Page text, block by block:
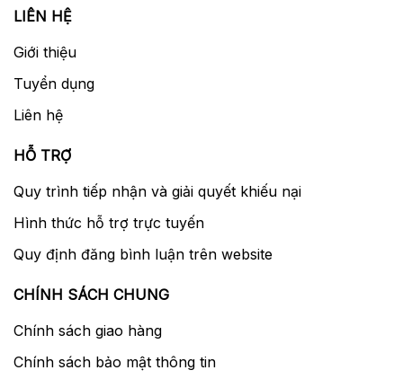
LIÊN HỆ
Giới thiệu
Tuyển dụng
Liên hệ
HỖ TRỢ
Quy trình tiếp nhận và giải quyết khiếu nại
Hình thức hỗ trợ trực tuyến
Quy định đăng bình luận trên website
CHÍNH SÁCH CHUNG
Chính sách giao hàng
Chính sách bảo mật thông tin